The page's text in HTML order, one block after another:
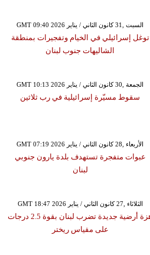
GMT 09:40 2026 السبت ,31 كانون الثاني / يناير
توغل إسرائيلي في الخيام وتفجيرات بمنطقة
الشاليهات جنوب لبنان
GMT 10:13 2026 الجمعة ,30 كانون الثاني / يناير
سقوط مسيّرة إسرائيلية في رب ثلاثين
GMT 07:19 2026 الأربعاء ,28 كانون الثاني / يناير
عبوات متفجرة تستهدف بلدة يارون جنوبي
لبنان
GMT 18:47 2026 الثلاثاء ,27 كانون الثاني / يناير
هزة أرضية جديدة تضرب لبنان بقوة 2.5 درجات
على مقياس ريختر